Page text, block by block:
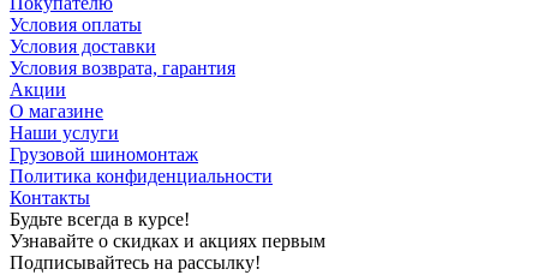
Условия оплаты
Условия доставки
Условия возврата, гарантия
Акции
О магазине
Наши услуги
Грузовой шиномонтаж
Политика конфиденциальности
Контакты
Будьте всегда в курсе!
Узнавайте о скидках и акциях первым
Подписывайтесь на рассылку!